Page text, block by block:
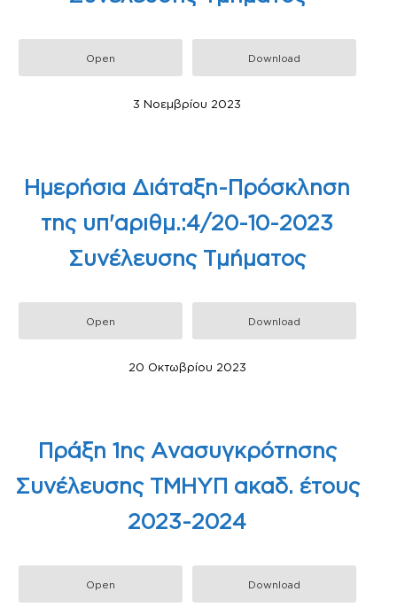
Open Download
3 Νοεμβρίου 2023
Ημερήσια Διάταξη-Πρόσκληση
της υπ'αριθμ.:4/20-10-2023
Συνέλευσης Τμήματος
Open Download
20 Οκτωβρίου 2023
Πράξη 1ης Ανασυγκρότησης
Συνέλευσης ΤΜΗΥΠ ακαδ. έτους
2023-2024
Open Download